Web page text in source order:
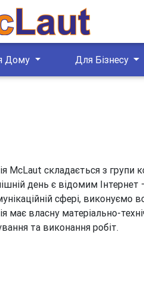
Дому Для Бізнесу
McLaut складається з
день є відомим
сфері, виконуємо
має власну матеріально-
та виконання робіт.